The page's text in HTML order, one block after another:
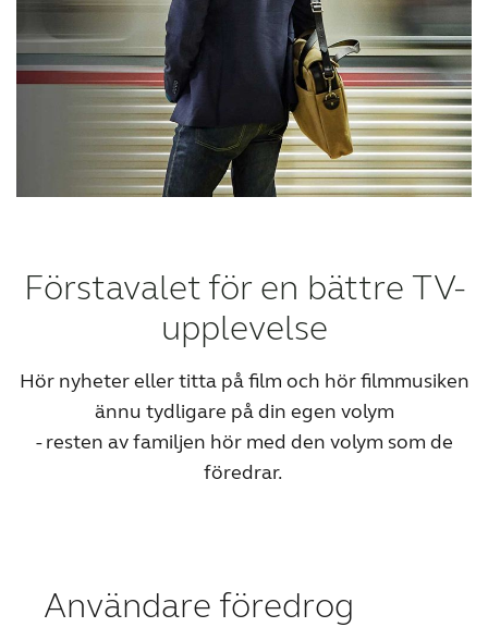
Förstavalet för en bättre TV-
upplevelse
Hör nyheter eller titta på film och hör filmmusiken
ännu tydligare på din egen volym
- resten av familjen hör med den volym som de
föredrar.
Användare föredrog